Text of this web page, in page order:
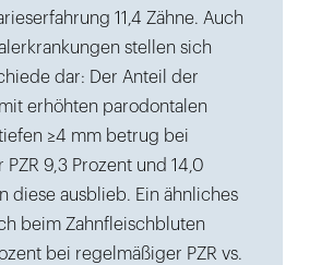
11,4 Zähne. Auch
stellen sich
dar: Der Anteil der
erhöhten parodontalen
≥4 mm betrug bei
9,3 Prozent und 14,0
diese ausblieb. Ein ähnliches
beim Zahnfleischbluten
bei regelmäßiger PZR vs.